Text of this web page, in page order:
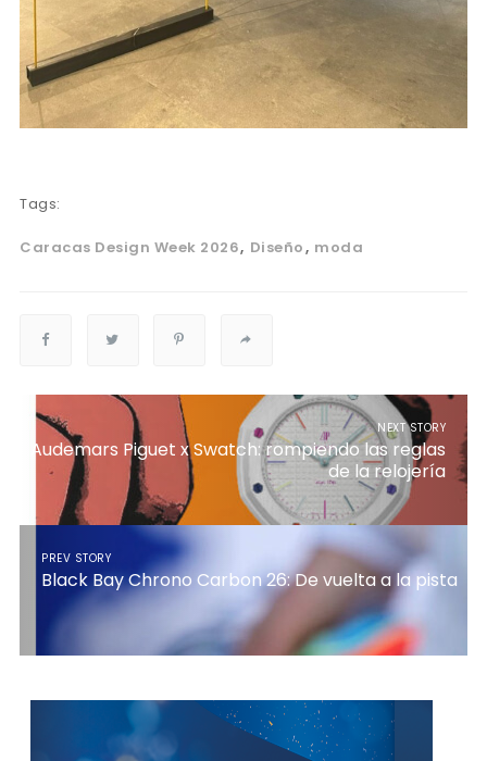
Tags:
Caracas Design Week 2026 Diseño moda
NEXT STORY
Audemars Piguet x Swatch: rompiendo las reglas
de la relojería
PREV STORY
Black Bay Chrono Carbon 26: De vuelta a la pista